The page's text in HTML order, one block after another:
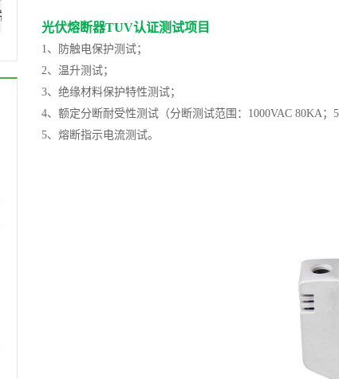
光伏连接器认证机构
_UL+CSA+TUV+CQC一站
式办理
光伏熔断器TUV认证测试项目
1、防触电保护测试；
2、温升测试；
3、绝缘材料保护特性测试；
4、额定分断耐受性测试（分断测试范围：1000VAC 80KA；
5、熔断指示电流测试。